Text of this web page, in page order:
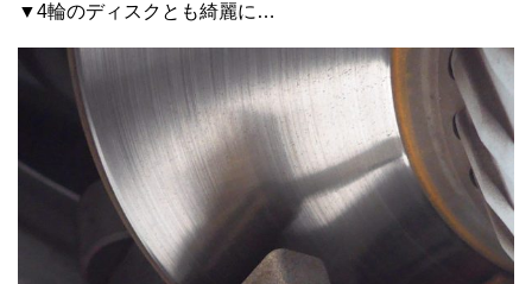
▼4輪のディスクとも綺麗に…